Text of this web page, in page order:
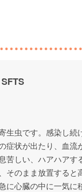
生虫です。感染し続
症状が出たり、血流
苦しい、ハアハアす
そのまま放置すると
に心臓の中に一気に